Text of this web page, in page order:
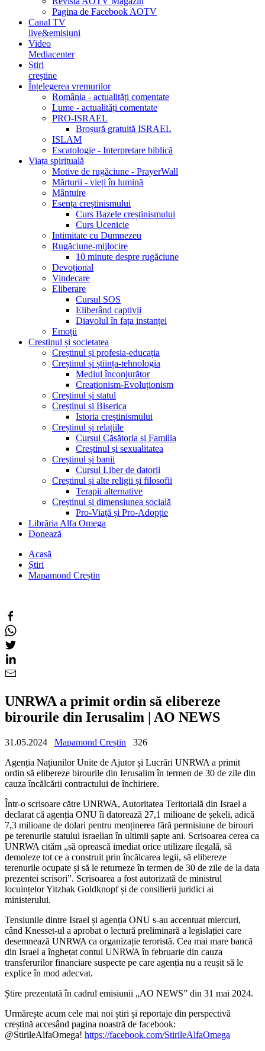
Pagina de Facebook AOTV
Canal TV
live&emisiuni
Video
Mediacenter
Știri
creștine
Înțelegerea vremurilor
România - actualități comentate
Lume - actualități comentate
PRO-ISRAEL
Broșură gratuită ISRAEL
ISLAM
Escatologie - Interpretare biblică
Viața spirituală
Motive de rugăciune - PrayerWall
Mărturii - vieți în lumină
Mântuire
Esența creștinismului
Curs Bazele creștinismului
Curs Ucenicie
Intimitate cu Dumnezeu
Rugăciune-mijlocire
10 minute despre rugăciune
Devoțional
Vindecare
Eliberare
Cursul SOS
Eliberând captivii
Diavolul în fața instanței
Emoții
Creștinul și societatea
Creștinul și profesia-educația
Creștinul și știința-tehnologia
Mediul înconjurător
Creaționism-Evoluționism
Creștinul și statul
Creștinul și Biserica
Istoria creștinismului
Creștinul și relațiile
Cursul Căsătoria și Familia
Creștinul și sexualitatea
Creștinul și banii
Cursul Liber de datorii
Creștinul și alte religii și filosofii
Terapii alternative
Creștinul și dimensiunea socială
Pro-Viață și Pro-Adopție
Librăria Alfa Omega
Donează
Acasă
Știri
Mapamond Creștin
UNRWA a primit ordin să elibereze
birourile din Ierusalim | AO NEWS
31.05.2024 Mapamond Creștin
326
Agenția Națiunilor Unite de Ajutor și Lucrări UNRWA a primit
ordin să elibereze birourile din Ierusalim în termen de 30 de zile din
cauza încălcării contractului de închiriere.
Într-o scrisoare către UNRWA, Autoritatea Teritorială din Israel a
declarat că agenția ONU îi datorează 27,1 milioane de șekeli, adică
7,3 milioane de dolari pentru menținerea fără permisiune de birouri
pe terenurile statului israelian în ultimii șapte ani. Scrisoarea cerea ca
UNRWA cităm „să oprească imediat orice utilizare ilegală, să
demoleze tot ce a construit prin încălcarea legii, să elibereze
terenurile ocupate și să le returneze în termen de 30 de zile de la data
prezentei scrisori”. Scrisoarea a fost autorizată de ministrul
locuințelor Yitzhak Goldknopf și de consilierii juridici ai
ministerului.
Tensiunile dintre Israel și agenția ONU s-au accentuat miercuri,
când Knesset-ul a aprobat o lectură preliminară a legislației care
desemnează UNRWA ca organizație teroristă. Cea mai mare bancă
din Israel a înghețat contul UNRWA în februarie din cauza
transferurilor financiare suspecte pe care agenția nu a reușit să le
explice în mod adecvat.
Știre prezentată în cadrul emisiunii „AO NEWS” din 31 mai 2024.
Urmărește acum cele mai noi știri și reportaje din perspectivă
creștină accesând pagina noastră de facebook:
@StirileAlfaOmega! https://facebook.com/StirileAlfaOmega